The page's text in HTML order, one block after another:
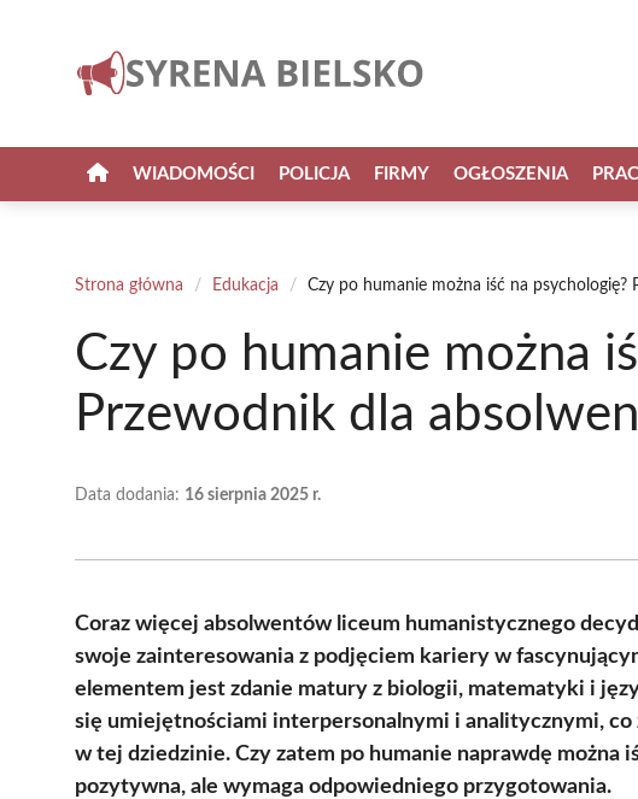
WIADOMOŚCI POLICJA FIRMY OGŁOSZENIA
Strona główna / Edukacja / Czy po humanie można iść na
Czy po humanie można
Przewodnik dla
Data dodania: 16 sierpnia 2025 r.
Coraz więcej absolwentów liceum humanistycznego
swoje zainteresowania z podjęciem kariery w
elementem jest zdanie matury z biologii, matematyki i
się umiejętnościami interpersonalnymi i analitycznymi,
w tej dziedzinie. Czy zatem po humanie naprawdę można
pozytywna, ale wymaga odpowiedniego przygotowania.